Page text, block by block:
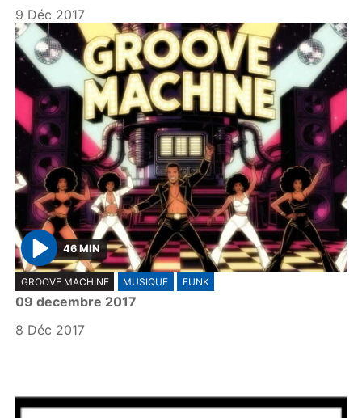
y
9 Déc 2017
P
l
a
y
46 MIN
GROOVE MACHINE MUSIQUE FUNK
09 decembre 2017
8 Déc 2017